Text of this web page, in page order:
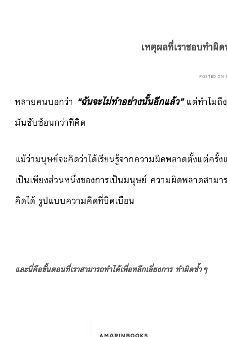
เหตุผลที่เราชอบทำผิ
POSTED ON
หลายคนบอกว่า “ฉันจะไม่ทำอย่างนั้นอีกแล้ว”แต่ทำไมถึ
มันซับซ้อนกว่าที่คิด
แม้ว่ามนุษย์จะคิดว่าได้เรียนรู้จากความผิดพลาดตั้งแต่ครั้
เป็นเพียงส่วนหนึ่งของการเป็นมนุษย์ ความผิดพลาดสาม
คิดได้ รูปแบบความคิดที่บิดเบือน
และนี่คือขั้นตอนที่เราสามารถทำได้เพื่อหลีกเลี่ยงการ ทำผิดซ้ำๆ